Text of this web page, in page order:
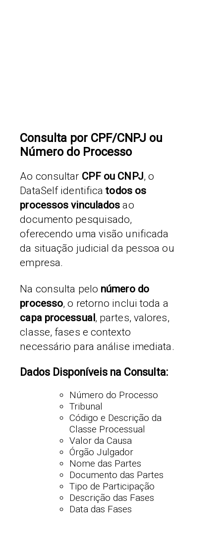
Consulta por CPF/CNPJ ou
Número do Processo
Ao consultar CPF ou CNPJ, o
DataSelf identificatodos os
processos vinculados ao
documento pesquisado,
oferecendo uma visão unificada
da situação judicial da pessoa ou
empresa.
Na consulta pelo número do
processo, o retorno inclui toda a
capa processual, partes, valores,
classe, fases e contexto
necessário para análise imediata.
Dados Disponíveis na Consulta:
Número do Processo
Tribunal
Código e Descrição da
Classe Processual
Valor da Causa
Órgão Julgador
Nome das Partes
Documento das Partes
Tipo de Participação
Descrição das Fases
Data das Fases